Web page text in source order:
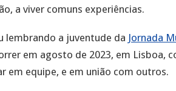
a viver comuns experiências.
lembrando a juventude da Jornada
em agosto de 2023, em Lisboa,
em equipe, e em união com outros.